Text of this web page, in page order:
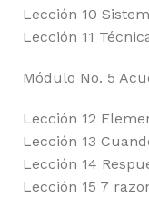
Lección 10
Lección 11
Módulo No. 5
Lección 12
Lección 13
Lección 14
Lección 15 7